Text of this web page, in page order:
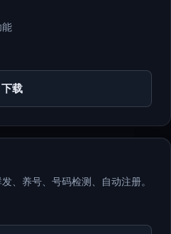
能
下载
、养号、号码检测、自动注册。